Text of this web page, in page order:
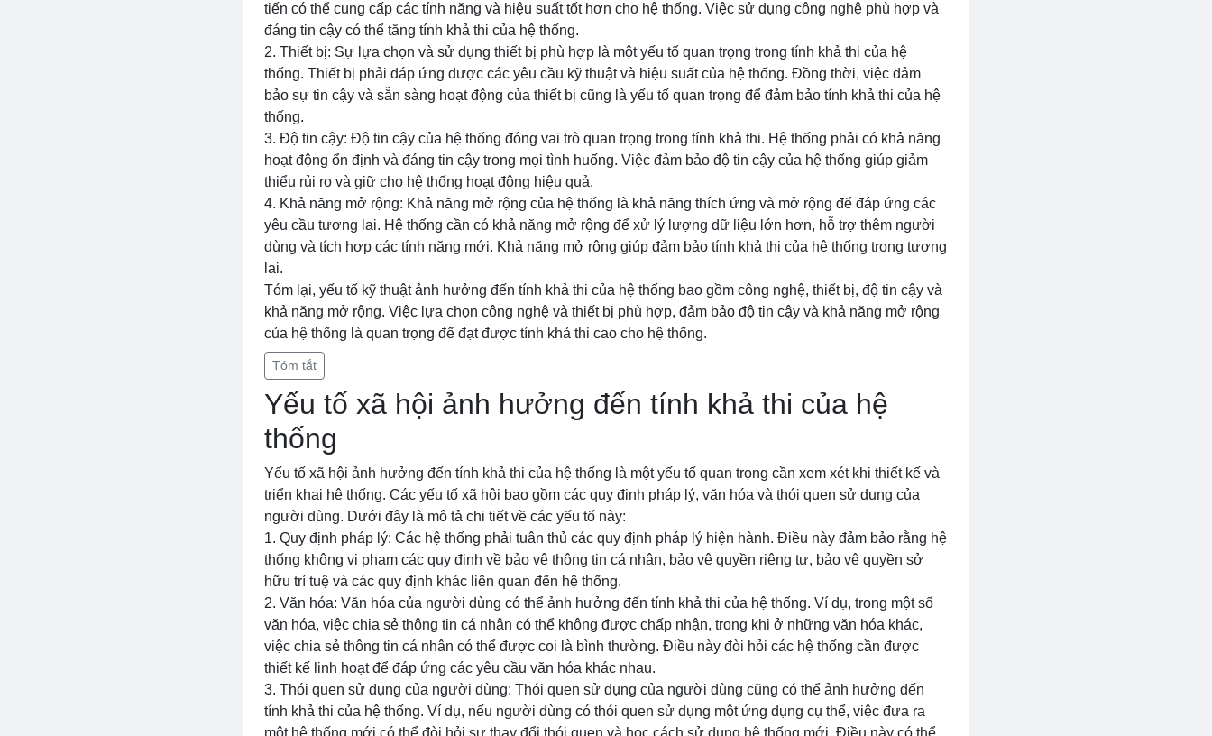
tiến có thể cung cấp các tính năng và hiệu suất tốt hơn cho hệ thống. Việc sử dụng công nghệ phù hợp và
đáng tin cậy có thể tăng tính khả thi của hệ thống.
2. Thiết bị: Sự lựa chọn và sử dụng thiết bị phù hợp là một yếu tố quan trọng trong tính khả thi của hệ
thống. Thiết bị phải đáp ứng được các yêu cầu kỹ thuật và hiệu suất của hệ thống. Đồng thời, việc đảm
bảo sự tin cậy và sẵn sàng hoạt động của thiết bị cũng là yếu tố quan trọng để đảm bảo tính khả thi của hệ
thống.
3. Độ tin cậy: Độ tin cậy của hệ thống đóng vai trò quan trọng trong tính khả thi. Hệ thống phải có khả năng
hoạt động ổn định và đáng tin cậy trong mọi tình huống. Việc đảm bảo độ tin cậy của hệ thống giúp giảm
thiểu rủi ro và giữ cho hệ thống hoạt động hiệu quả.
4. Khả năng mở rộng: Khả năng mở rộng của hệ thống là khả năng thích ứng và mở rộng để đáp ứng các
yêu cầu tương lai. Hệ thống cần có khả năng mở rộng để xử lý lượng dữ liệu lớn hơn, hỗ trợ thêm người
dùng và tích hợp các tính năng mới. Khả năng mở rộng giúp đảm bảo tính khả thi của hệ thống trong tương
lai.
Tóm lại, yếu tố kỹ thuật ảnh hưởng đến tính khả thi của hệ thống bao gồm công nghệ, thiết bị, độ tin cậy và
khả năng mở rộng. Việc lựa chọn công nghệ và thiết bị phù hợp, đảm bảo độ tin cậy và khả năng mở rộng
của hệ thống là quan trọng để đạt được tính khả thi cao cho hệ thống.
Tóm tắt
Yếu tố xã hội ảnh hưởng đến tính khả thi của hệ
thống
Yếu tố xã hội ảnh hưởng đến tính khả thi của hệ thống là một yếu tố quan trọng cần xem xét khi thiết kế và
triển khai hệ thống. Các yếu tố xã hội bao gồm các quy định pháp lý, văn hóa và thói quen sử dụng của
người dùng. Dưới đây là mô tả chi tiết về các yếu tố này:
1. Quy định pháp lý: Các hệ thống phải tuân thủ các quy định pháp lý hiện hành. Điều này đảm bảo rằng hệ
thống không vi phạm các quy định về bảo vệ thông tin cá nhân, bảo vệ quyền riêng tư, bảo vệ quyền sở
hữu trí tuệ và các quy định khác liên quan đến hệ thống.
2. Văn hóa: Văn hóa của người dùng có thể ảnh hưởng đến tính khả thi của hệ thống. Ví dụ, trong một số
văn hóa, việc chia sẻ thông tin cá nhân có thể không được chấp nhận, trong khi ở những văn hóa khác,
việc chia sẻ thông tin cá nhân có thể được coi là bình thường. Điều này đòi hỏi các hệ thống cần được
thiết kế linh hoạt để đáp ứng các yêu cầu văn hóa khác nhau.
3. Thói quen sử dụng của người dùng: Thói quen sử dụng của người dùng cũng có thể ảnh hưởng đến
tính khả thi của hệ thống. Ví dụ, nếu người dùng có thói quen sử dụng một ứng dụng cụ thể, việc đưa ra
một hệ thống mới có thể đòi hỏi sự thay đổi thói quen và học cách sử dụng hệ thống mới. Điều này có thể